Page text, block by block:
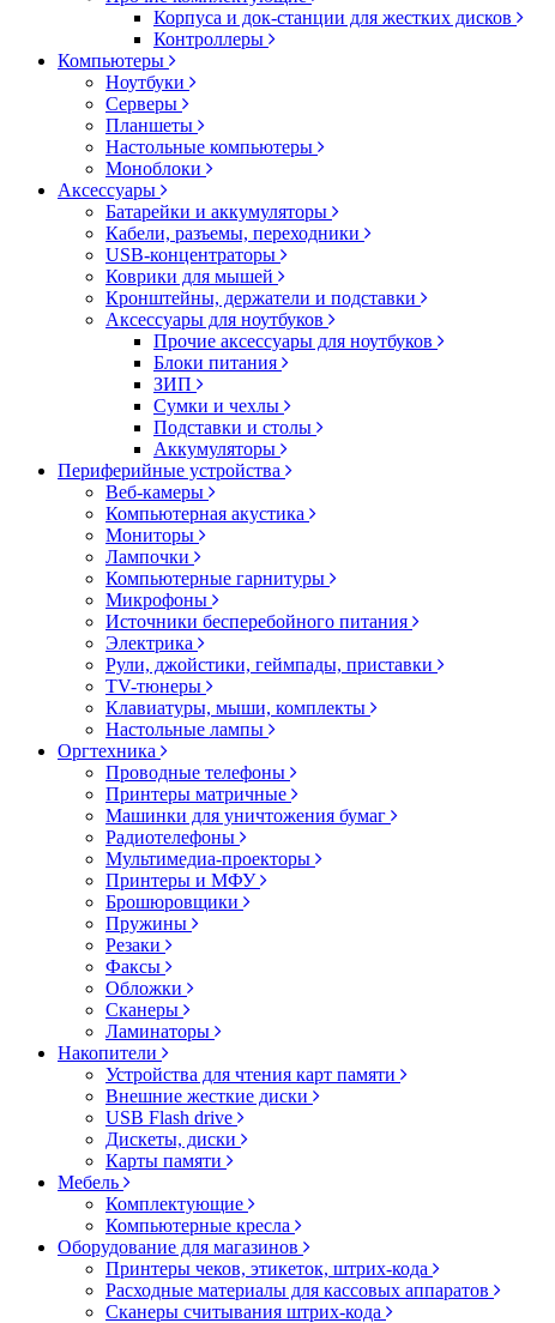
Корпуса и док-станции для жестких дисков
Контроллеры
Компьютеры
Ноутбуки
Серверы
Планшеты
Настольные компьютеры
Моноблоки
Аксессуары
Батарейки и аккумуляторы
Кабели, разъемы, переходники
USB-концентраторы
Коврики для мышей
Кронштейны, держатели и подставки
Аксессуары для ноутбуков
Прочие аксессуары для ноутбуков
Блоки питания
ЗИП
Сумки и чехлы
Подставки и столы
Аккумуляторы
Периферийные устройства
Веб-камеры
Компьютерная акустика
Мониторы
Лампочки
Компьютерные гарнитуры
Микрофоны
Источники бесперебойного питания
Электрика
Рули, джойстики, геймпады, приставки
TV-тюнеры
Клавиатуры, мыши, комплекты
Настольные лампы
Оргтехника
Проводные телефоны
Принтеры матричные
Машинки для уничтожения бумаг
Радиотелефоны
Мультимедиа-проекторы
Принтеры и МФУ
Брошюровщики
Пружины
Резаки
Факсы
Обложки
Сканеры
Ламинаторы
Накопители
Устройства для чтения карт памяти
Внешние жесткие диски
USB Flash drive
Дискеты, диски
Карты памяти
Мебель
Комплектующие
Компьютерные кресла
Оборудование для магазинов
Принтеры чеков, этикеток, штрих-кода
Расходные материалы для кассовых аппаратов
Сканеры считывания штрих-кода